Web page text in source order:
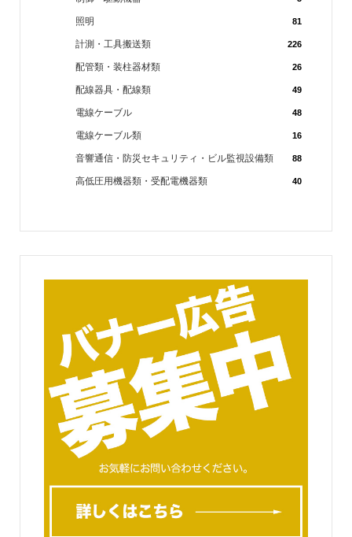
照明 81
計測・工具搬送類 226
配管類・装柱器材類 26
配線器具・配線類 49
電線ケーブル 48
電線ケーブル類 16
音響通信・防災セキュリティ・ビル監視設備類 88
高低圧用機器類・受配電機器類 40